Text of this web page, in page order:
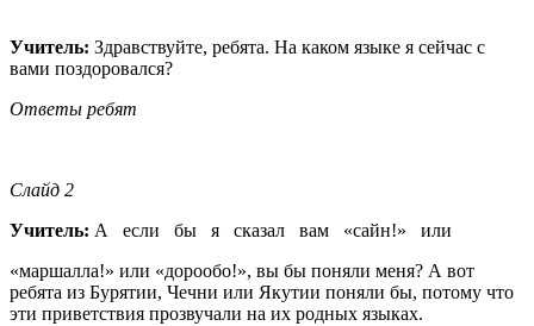
Учитель: Здравствуйте, ребята. На каком языке я сейчас с
вами поздоровался?
Ответы ребят
Слайд 2
Учитель: А если бы я сказал вам «сайн!» или
«маршалла!» или «дорообо!», вы бы поняли меня? А вот
ребята из Бурятии, Чечни или Якутии поняли бы, потому что
эти приветствия прозвучали на их родных языках.